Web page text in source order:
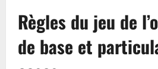
Règles du jeu de
de base et